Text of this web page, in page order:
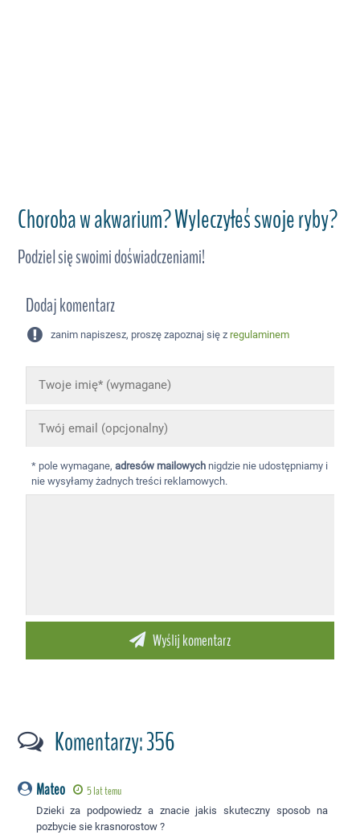
Choroba w akwarium? Wyleczyłeś swoje ryby?
Podziel się swoimi doświadczeniami!
Dodaj komentarz
zanim napiszesz, proszę zapoznaj się z regulaminem
* pole wymagane,adresów mailowych nigdzie nie udostępniamy i
nie wysyłamy żadnych treści reklamowych.
Komentarzy: 356
Mateo 5 lat temu
Dzieki za podpowiedz a znacie jakis skuteczny sposob na
pozbycie sie krasnorostow ?